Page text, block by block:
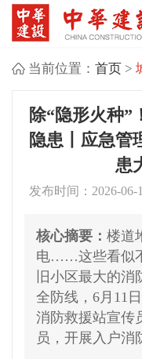
当前位置： 首页>
除“隐形火种”
隐患丨应急
患
发布时间：2026-
核心摘要： 楼道
电……这些看似
旧小区最大的
全防线，6月11
消防救援站宣传
员，开展入户消